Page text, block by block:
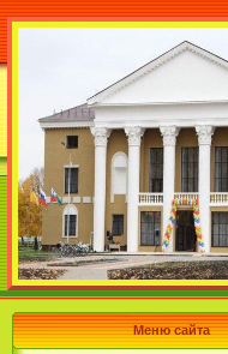
Меню сайта